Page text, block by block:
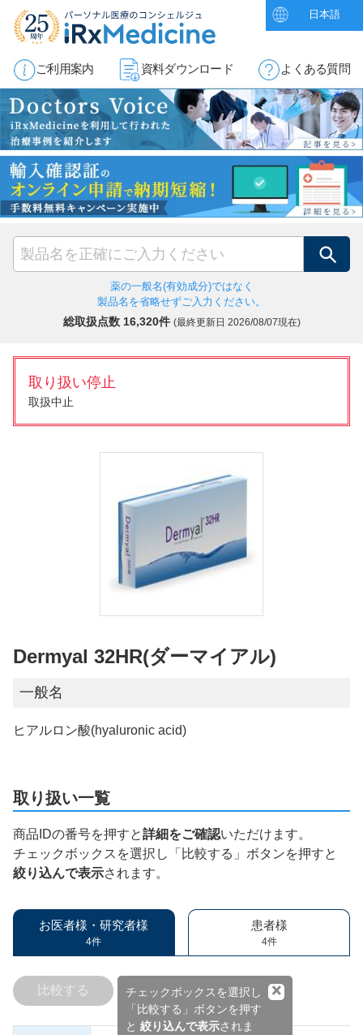
日本語
ご利用案内 資料ダウンロード よくある質問
検索
薬の一般名(有効成分)ではなく
製品名を省略せずご入力ください。
総取扱点数 16,320件 (最終更新日 2026/08/07現在)
取り扱い停止
取扱中止
Dermyal 32HR(ダーマイアル)
一般名
ヒアルロン酸(hyaluronic acid)
取り扱い一覧
商品IDの番号を押すと詳細をご確認いただけます。
チェックボックスを選択し「比較する」ボタンを押すと
絞り込んで表示されます。
お医者様・研究者様
4件
患者様
4件
チェックボックスを選択し
「比較する」ボタンを押す
と 絞り込んで表示されま
×
比較する